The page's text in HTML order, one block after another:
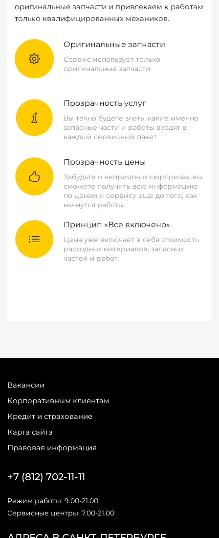
оригинальные запчасти и привлекаем к работам
только квалифицированных механиков.
Оригинальные запчасти
Сервис использует только
оригинальные запчасти
Прозрачность услуг
Вы точно будете знать, какие именно
запасные части и работы входят в
каждый сервисный пакет.
Прозрачность цены
Забудьте о неприятных сюрпризах: вы
сможете получить всю информацию
по ценам и сервису еще до того, как
начнутся работы.
Принцип «Все включено»
Цена уже включает в себя стоимость
расходных материалов, запасных
частей и работ.
Вакансии
Корпоративным клиентам
Кредит и страхование
Карта сайта
Правовая информация
+7 (812) 702-11-11
Режим работы: 9.00-21.00
Сервисные центры: 7.00-21.00